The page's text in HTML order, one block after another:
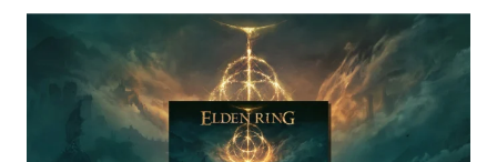
Commentaire*
Votre nom